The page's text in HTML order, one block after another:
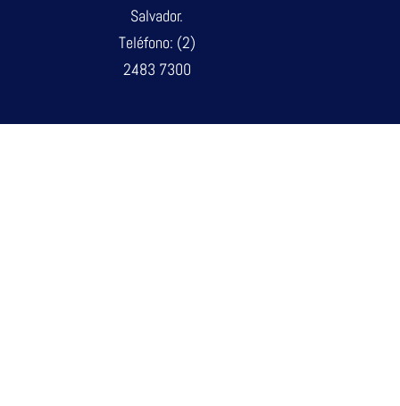
Salvador.
Teléfono: (2)
2483 7300